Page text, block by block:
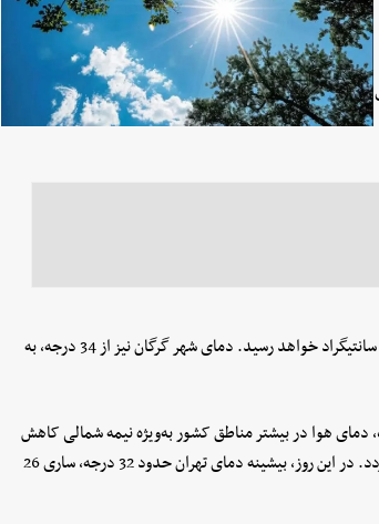
دمای هوای ساری امروز با افزایشی 12 درجه‌ای به حدود 44 درجه سانتیگراد خواهد رسید. دمای شهر گرگان نیز از 34 درجه، به
توده هوای خنک، دمای هوا در بیشتر مناطق کشور به‌ویژه نیمه شمالی کاهش
محسوس خواهد داشت و شرایط دمایی به وضعیت نرمال بازمی‌گردد. در این روز، بیشینه دمای تهران حدود 32 درجه، ساری 26